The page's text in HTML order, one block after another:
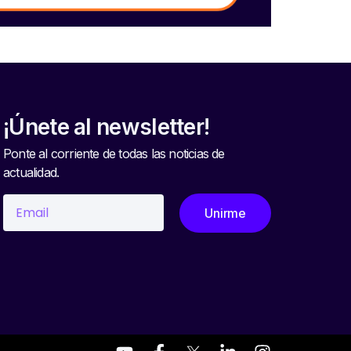
¡Únete al newsletter!
Ponte al corriente de todas las noticias de
actualidad.
Unirme